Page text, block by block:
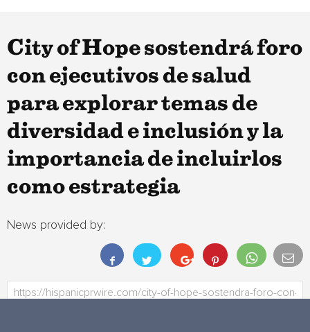
City of Hope sostendrá foro
con ejecutivos de salud
para explorar temas de
diversidad e inclusión y la
importancia de incluirlos
como estrategia
News provided by: